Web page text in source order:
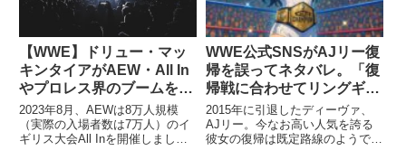
【WWE】ドリュー・マッ
キンタイアがAEW・All In
やプロレス界のブームを語
る。「プロレス界がどれだ
け成長したか、という証」
2023年8月、AEWは8万人規模
（実際の入場者数は7万人）のイ
ギリス大会All Inを開催しまし
WWE公式SNSがAJリー復
帰を誤ってネタバレ。「復
帰戦に合わせてリングギア
を用意してるよ」
2015年に引退したディーヴァ、
AJリー。今なお高い人気を誇る
彼女の復帰は既定路線のようで